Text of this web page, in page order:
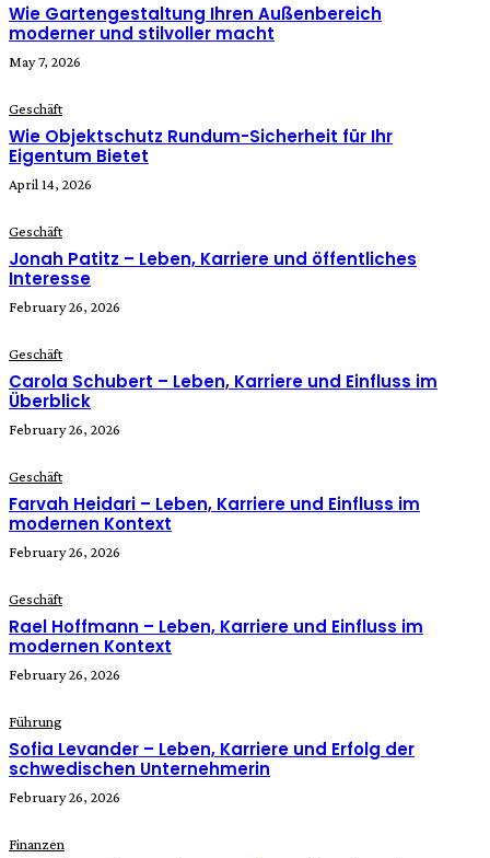
Wie Gartengestaltung Ihren Außenbereich
moderner und stilvoller macht
May 7, 2026
Geschäft
Wie Objektschutz Rundum-Sicherheit für Ihr
Eigentum Bietet
April 14, 2026
Geschäft
Jonah Patitz – Leben, Karriere und öffentliches
Interesse
February 26, 2026
Geschäft
Carola Schubert – Leben, Karriere und Einfluss im
Überblick
February 26, 2026
Geschäft
Farvah Heidari – Leben, Karriere und Einfluss im
modernen Kontext
February 26, 2026
Geschäft
Rael Hoffmann – Leben, Karriere und Einfluss im
modernen Kontext
February 26, 2026
Führung
Sofia Levander – Leben, Karriere und Erfolg der
schwedischen Unternehmerin
February 26, 2026
Finanzen